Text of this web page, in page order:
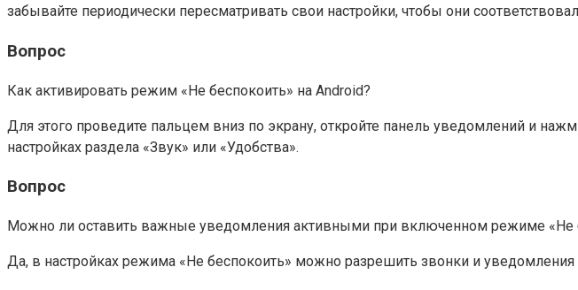
забывайте периодически пересматривать свои настройки, чтобы они
Вопрос
Как активировать режим «Не беспокоить» на Android?
Для этого проведите пальцем вниз по экрану, откройте панель уведомлений и
настройках раздела «Звук» или «Удобства».
Вопрос
Можно ли оставить важные уведомления активными при включенном режиме «Не
Да, в настройках режима «Не беспокоить» можно разрешить звонки и